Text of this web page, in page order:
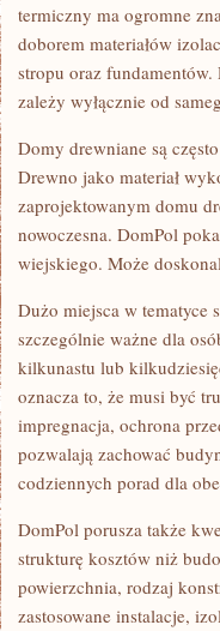
termiczny ma ogromne
doborem materiałów
stropu oraz
zależy wyłącznie od
Domy drewniane są
Drewno jako materiał
zaprojektowanym domu
nowoczesna. DomPol
wiejskiego. Może
Dużo miejsca w tematyce
szczególnie ważne dla
kilkunastu lub
oznacza to, że musi być
impregnacja, ochrona
pozwalają zachować
codziennych porad dla
DomPol porusza także
strukturę kosztów niż
powierzchnia, rodzaj
zastosowane instalacje,